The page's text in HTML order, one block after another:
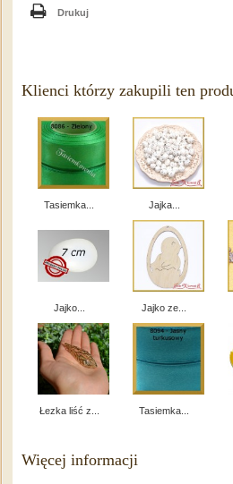
Drukuj
Klienci którzy zakupili ten
Tasiemka... Jajka...
Jajko... Jajko ze...
Łezka liść z... Tasiemka...
Więcej informacji